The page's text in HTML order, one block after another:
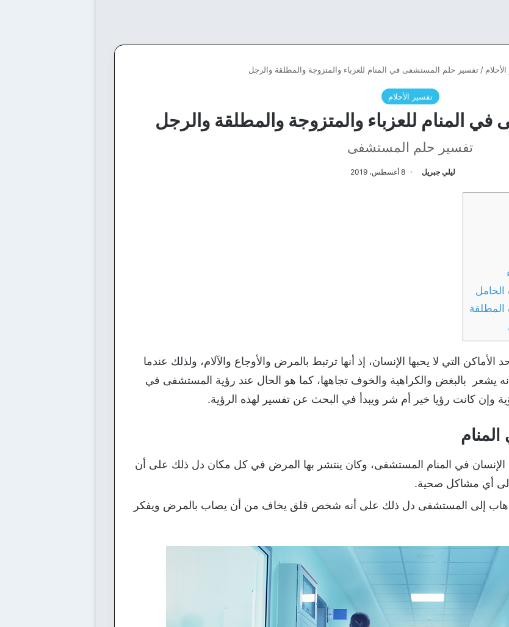
/ تفسير حلم المستشفى في المنام للعزباء والمتزوجة والمطلقة والرجل
تفسير الأحلام
المنام للعزباء والمتزوجة والمطلقة والرجل
تفسير حلم المستشفى
ليلي جبريل 8 أغسطس، 2019
المطلقة
التي لا يحبها الإنسان، إذ أنها ترتبط بالمرض والأوجاع والآلام، ولذلك عندما
يشعر بالبغض والكراهية والخوف تجاهها، كما هو الحال عند رؤية المستشفى في
وإن كانت رؤيا خير أم شر ويبدأ في البحث عن تفسير لهذه الرؤية.
الإنسان في المنام المستشفى، وكان ينتشر بها المرض في كل مكان دل ذلك على أن
إلى أي مشاكل صحية.
الذهاب إلى المستشفى دل ذلك على أنه شخص قلق يخاف من أن يصاب بالمرض ويفكر